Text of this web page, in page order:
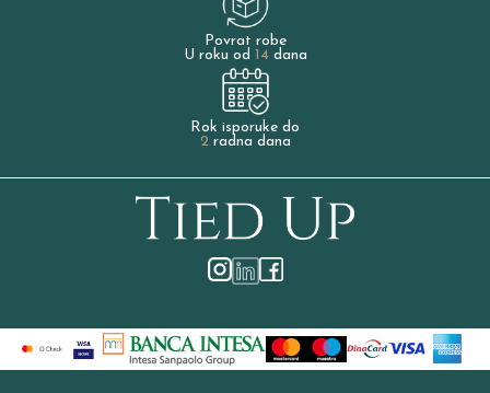
Povrat robe
U roku od 14dana
Rok isporuke do
2radna dana